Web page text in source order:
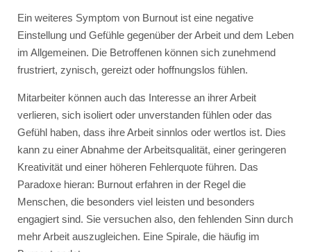
Ein weiteres Symptom von Burnout ist eine negative
Einstellung und Gefühle gegenüber der Arbeit und dem Leben
im Allgemeinen. Die Betroffenen können sich zunehmend
frustriert, zynisch, gereizt oder hoffnungslos fühlen.
Mitarbeiter können auch das Interesse an ihrer Arbeit
verlieren, sich isoliert oder unverstanden fühlen oder das
Gefühl haben, dass ihre Arbeit sinnlos oder wertlos ist. Dies
kann zu einer Abnahme der Arbeitsqualität, einer geringeren
Kreativität und einer höheren Fehlerquote führen. Das
Paradoxe hieran: Burnout erfahren in der Regel die
Menschen, die besonders viel leisten und besonders
engagiert sind. Sie versuchen also, den fehlenden Sinn durch
mehr Arbeit auszugleichen. Eine Spirale, die häufig im